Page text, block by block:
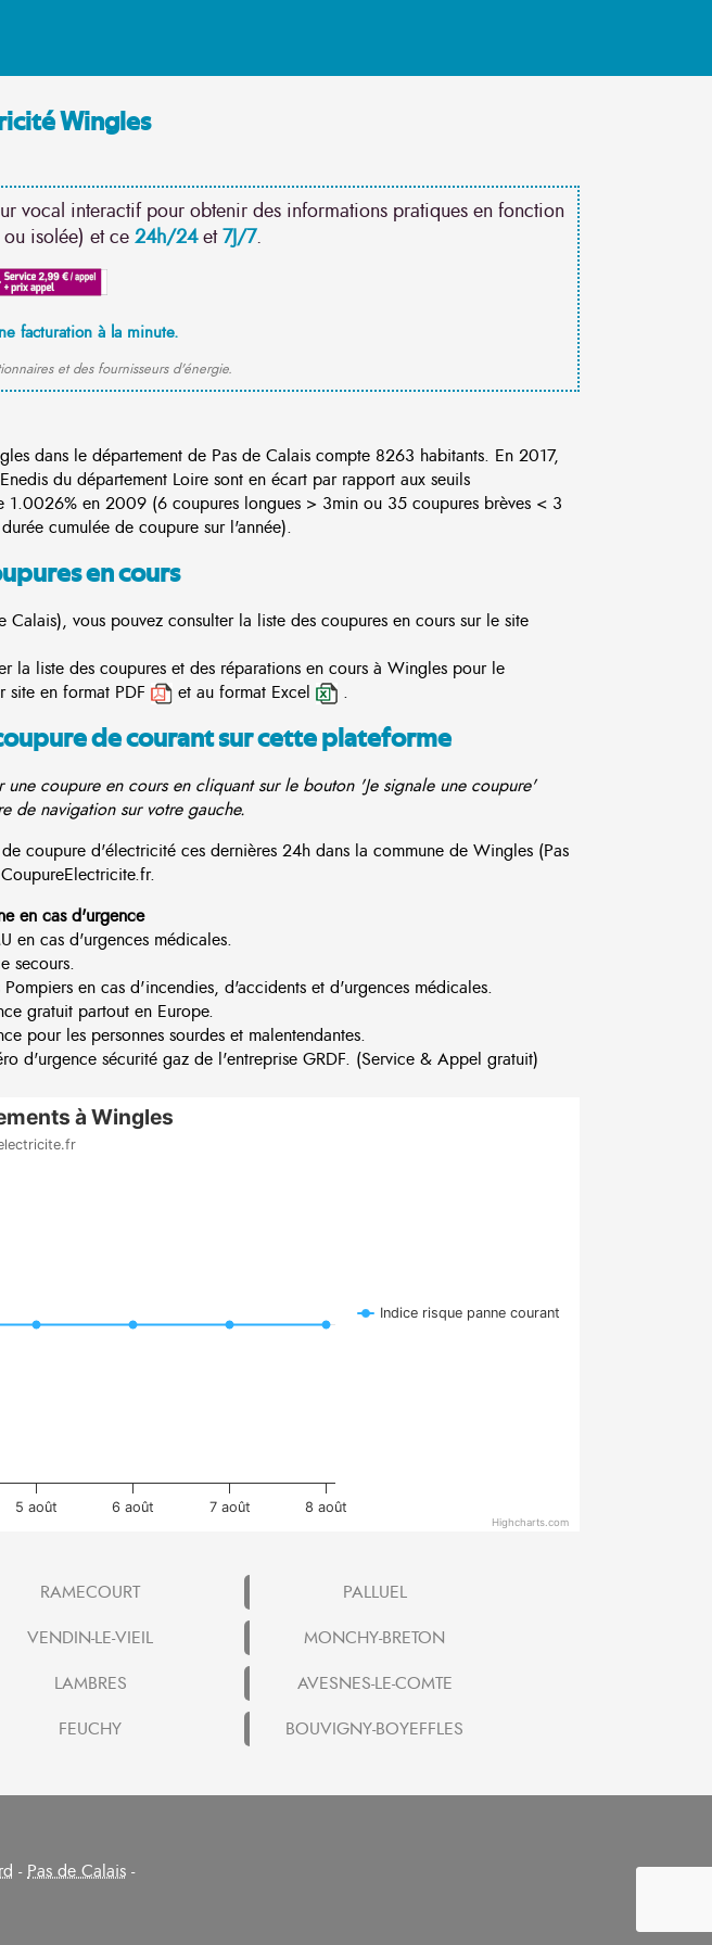
Wingles
vocal interactif pour obtenir des informations pratiques en fonction
isolée) et ce 24h/24et7J/7.
facturation à la minute.
et des fournisseurs d'énergie.
dans le département de Pas de Calais compte 8263 habitants. En 2017,
du département Loire sont en écart par rapport aux seuils
1.0026% en 2009 (6 coupures longues > 3min ou 35 coupures brèves < 3
cumulée de coupure sur l'année).
en cours
Calais), vous pouvez consulter la liste des coupures en cours sur le site
la liste des coupures et des réparations en cours à Wingles pour le
en format PDF
et au format Excel .
de courant sur cette plateforme
une coupure en cours en cliquant sur le bouton 'Je signale une coupure'
de navigation sur votre gauche.
coupure d'électricité ces dernières 24h dans la commune de Wingles (Pas
en cas d'urgence
en cas d'urgences médicales.
secours.
en cas d'incendies, d'accidents et d'urgences médicales.
gratuit partout en Europe.
pour les personnes sourdes et malentendantes.
d'urgence sécurité gaz de l'entreprise GRDF. (Service & Appel gratuit)
à Wingles
Indice risque panne courant
5 août 6 août 7 août 8 août
Highcharts.com
RAMECOURT
PALLUEL
VENDIN-LE-VIEIL
MONCHY-BRETON
LAMBRES
AVESNES-LE-COMTE
FEUCHY BOUVIGNY-BOYEFFLES
-Pas de Calais -